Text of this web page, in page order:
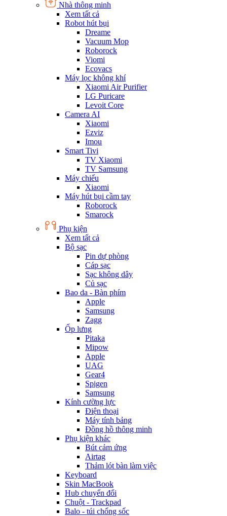
Nhà thông minh
Xem tất cả
Robot hút bụi
Dreame
Vacuum Mop
Roborock
Viomi
Ecovacs
Máy lọc không khí
Xiaomi Air Purifier
LG Puricare
Levoit Core
Camera AI
Xiaomi
Ezviz
Imou
Smart Tivi
TV Xiaomi
TV Samsung
Máy chiếu
Xiaomi
Máy hút bụi cầm tay
Roborock
Smarock
Phụ kiện
Xem tất cả
Bộ sạc
Pin dự phòng
Cáp sạc
Sạc không dây
Củ sạc
Bao da - Bàn phím
Apple
Samsung
Zagg
Ốp lưng
Pitaka
Mipow
Apple
UAG
Gear4
Spigen
Samsung
Kính cường lực
Điện thoại
Máy tính bảng
Đồng hồ thông minh
Phụ kiện khác
Bút cảm ứng
Airtag
Thảm lót bàn làm việc
Keyboard
Skin MacBook
Hub chuyển đổi
Chuột - Trackpad
Balo - túi chống sốc